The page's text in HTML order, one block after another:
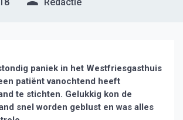
paniek in het Westfriesgasthuis
patiënt vanochtend heeft
te stichten. Gelukkig kon de
snel worden geblust en was alles